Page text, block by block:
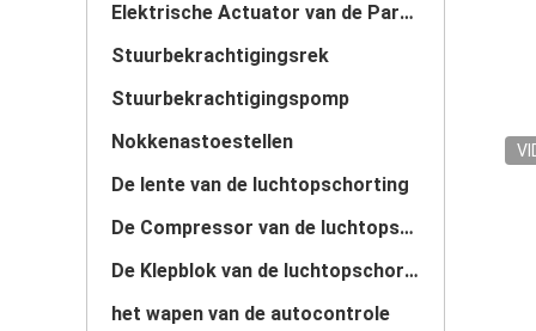
Elektrische Actuator van de Parkerenrem
Stuurbekrachtigingsrek
Stuurbekrachtigingspomp
Nokkenastoestellen
De lente van de luchtopschorting
De Compressor van de luchtopschorting
De Klepblok van de luchtopschorting
het wapen van de autocontrole